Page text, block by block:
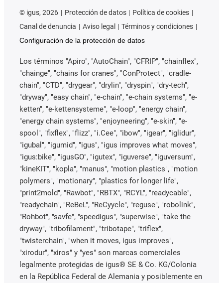
© igus, 2026 Protección de datos
Política de cookies
Canal de denuncia
Aviso legal
Términos y condiciones
Configuración de la protección de datos
Los términos "Apiro", "AutoChain", "CFRIP", "chainflex",
"chainge", "chains for cranes", "ConProtect", "cradle-
chain", "CTD", "drygear", "drylin", "dryspin", "dry-tech",
"dryway", "easy chain", "e-chain", "e-chain systems", "e-
ketten", "e-kettensysteme", "e-loop", "energy chain",
"energy chain systems", "enjoyneering", "e-skin", "e-
spool", "fixflex", "flizz", "i.Cee", "ibow", "igear", "iglidur",
"igubal", "igumid", "igus", "igus improves what moves",
"igus:bike", "igusGO", "igutex", "iguverse", "iguversum",
"kineKIT", "kopla", "manus", "motion plastics", "motion
polymers", "motionary", "plastics for longer life",
"print2mold", "Rawbot", "RBTX", "RCYL", "readycable",
"readychain", "ReBeL", "ReCyycle", "reguse", "robolink",
"Rohbot", "savfe", "speedigus", "superwise", "take the
dryway", "tribofilament", "tribotape", "triflex",
"twisterchain", "when it moves, igus improves",
"xirodur", "xiros" y "yes" son marcas comerciales
legalmente protegidas de igus® SE & Co. KG/Colonia
en la República Federal de Alemania y posiblemente en